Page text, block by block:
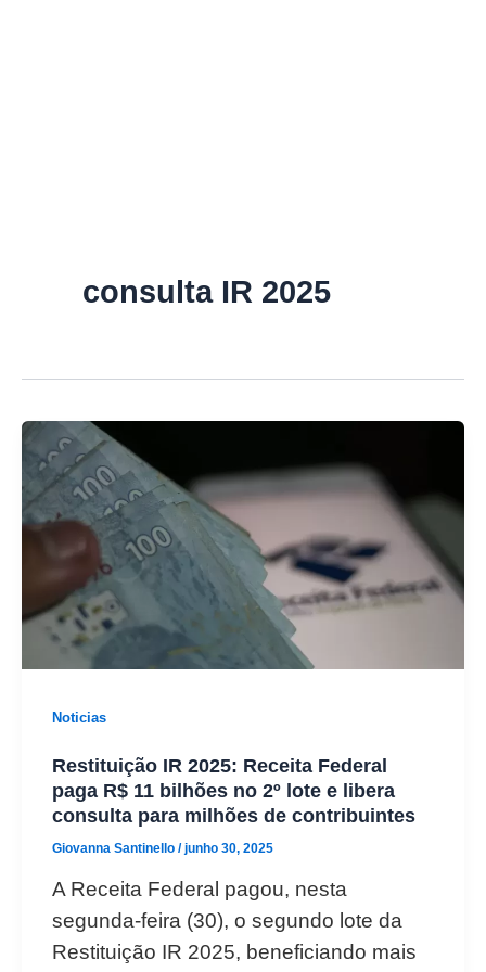
consulta IR 2025
Noticias
Restituição IR 2025: Receita Federal
paga R$ 11 bilhões no 2º lote e libera
consulta para milhões de contribuintes
Giovanna Santinello /junho 30, 2025
A Receita Federal pagou, nesta
segunda-feira (30), o segundo lote da
Restituição IR 2025, beneficiando mais